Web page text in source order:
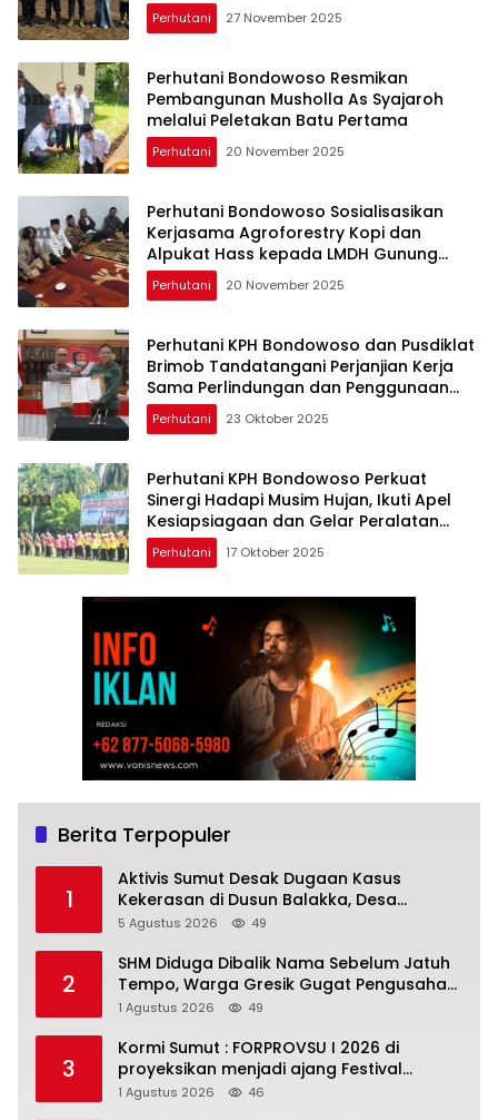
Perhutani 27 November 2025
Perhutani Bondowoso Resmikan
Pembangunan Musholla As Syajaroh
melalui Peletakan Batu Pertama
Perhutani 20 November 2025
Perhutani Bondowoso Sosialisasikan
Kerjasama Agroforestry Kopi dan
Alpukat Hass kepada LMDH Gunung
Hijau
Perhutani 20 November 2025
Perhutani KPH Bondowoso dan Pusdiklat
Brimob Tandatangani Perjanjian Kerja
Sama Perlindungan dan Penggunaan
Kawasan Hutan
Perhutani 23 Oktober 2025
Perhutani KPH Bondowoso Perkuat
Sinergi Hadapi Musim Hujan, Ikuti Apel
Kesiapsiagaan dan Gelar Peralatan
Bencana Hidrometeorologi
Perhutani 17 Oktober 2025
Berita Terpopuler
1
Aktivis Sumut Desak Dugaan Kasus
Kekerasan di Dusun Balakka, Desa
Gunung Malintang Diusut Tuntas
5 Agustus 2026 49
2
SHM Diduga Dibalik Nama Sebelum Jatuh
Tempo, Warga Gresik Gugat Pengusaha
Rokok dan Somasi Kepala Desa
1 Agustus 2026 49
3
Kormi Sumut : FORPROVSU I 2026 di
proyeksikan menjadi ajang Festival
Olahraga Masyarakat dengan Pegiat
1 Agustus 2026 46